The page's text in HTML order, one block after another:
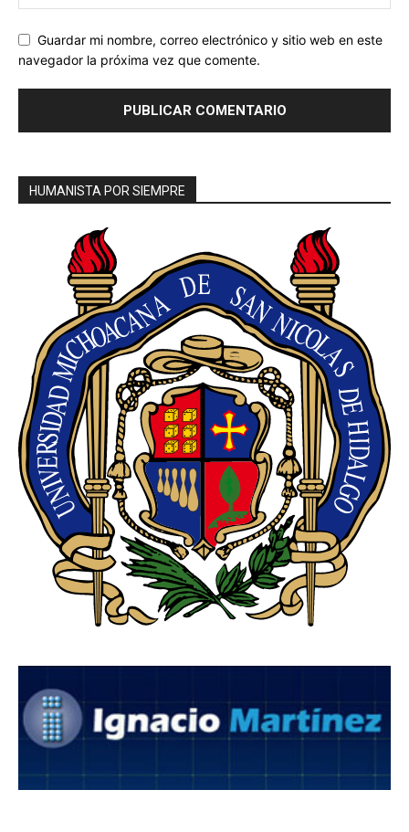
Guardar mi nombre, correo electrónico y sitio web en este
navegador la próxima vez que comente.
HUMANISTA POR SIEMPRE